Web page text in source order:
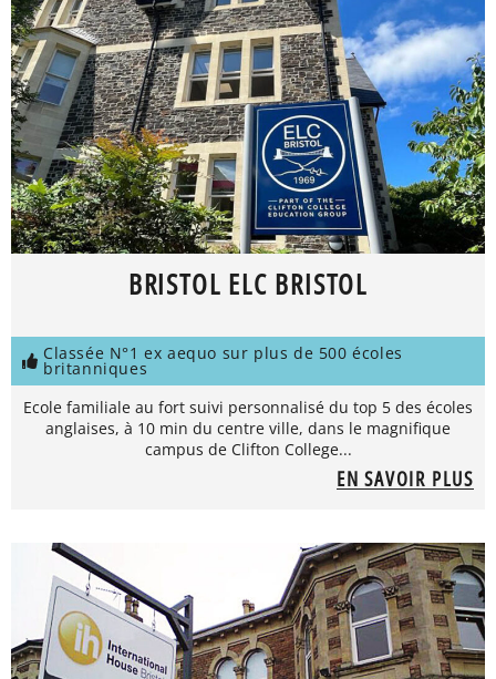
BRISTOL ELC BRISTOL
Classée N°1 ex aequo sur plus de 500 écoles
britanniques
Ecole familiale au fort suivi personnalisé du top 5 des écoles
anglaises, à 10 min du centre ville, dans le magnifique
campus de Clifton College...
EN SAVOIR PLUS